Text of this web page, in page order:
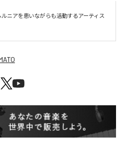
ニアを患いながらも活動するアーティス